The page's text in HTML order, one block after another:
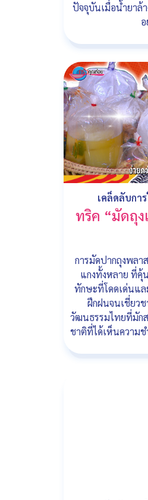
ปัจจุบันเมื่อน้ำยาล้
เคล็ดลับกา
ทริค “มัดถุง
การมัดปากถุงพลา
แกงทั้งหลาย ที่คุ้
ทักษะที่โดดเด่นแ
ฝึกฝนจนเชี่ยว
วัฒนธรรมไทยที่มัก
ชาติที่ได้เห็นความ